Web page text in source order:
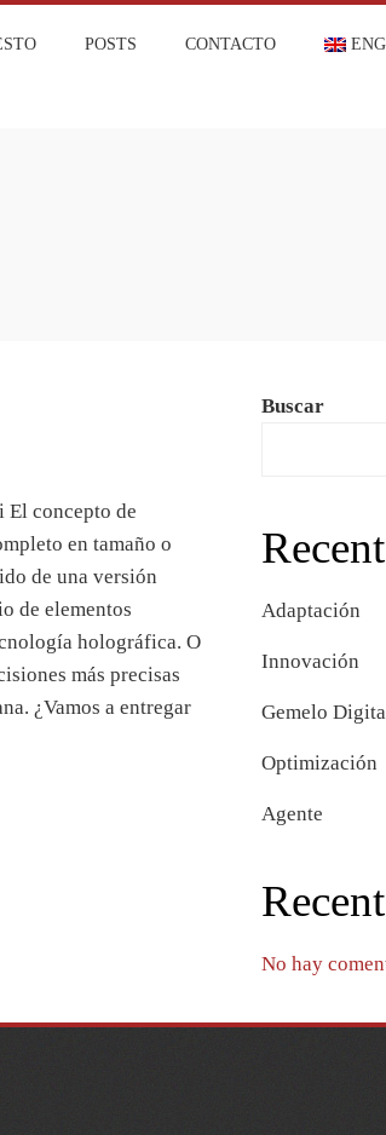
POSTS CONTACTO
El concepto de
en tamaño o
de una versión
de elementos
holográfica. O
más precisas
¿Vamos a entregar
Buscar
Adaptación
Innovación
Gemelo
Optimización
Agente
No hay